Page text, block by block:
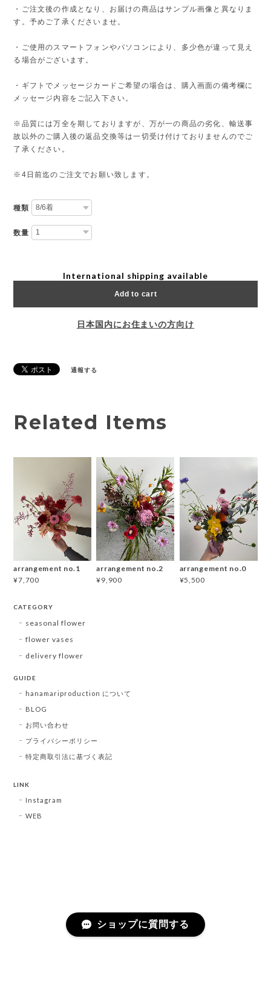
・ご注文後の作成となり、お届けの商品はサンプル画像と異なりま
す。予めご了承くださいませ。
・ご使用のスマートフォンやパソコンにより、多少色が違って見え
る場合がございます。
・ギフトでメッセージカードご希望の場合は、購入画面の備考欄に
メッセージ内容をご記入下さい。
※品質には万全を期しておりますが、万が一の商品の劣化、輸送事
故以外のご購入後の返品交換等は一切受け付けておりませんのでご
了承ください。
※4日前迄のご注文でお願い致します。
種類
数量
International shipping available
Add to cart
日本国内にお住まいの方向け
通報する
Related Items
arrangement no.1
¥7,700
arrangement no.2
¥9,900
arrangement no.0
¥5,500
CATEGORY
seasonal flower
flower vases
delivery flower
GUIDE
hanamariproduction について
BLOG
お問い合わせ
プライバシーポリシー
特定商取引法に基づく表記
LINK
Instagram
WEB
ショップに質問する